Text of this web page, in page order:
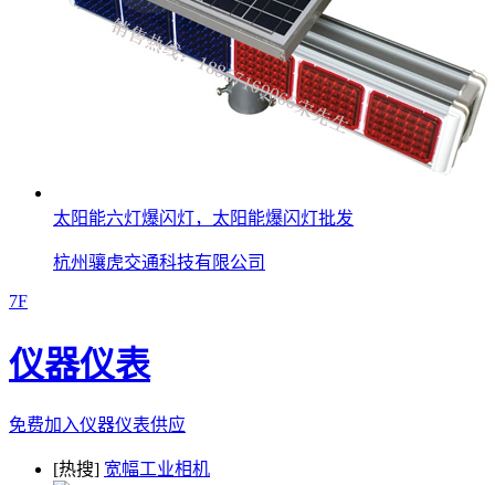
太阳能六灯爆闪灯，太阳能爆闪灯批发
杭州骧虎交通科技有限公司
7F
仪器仪表
免费加入仪器仪表供应
[热搜] 宽幅工业相机